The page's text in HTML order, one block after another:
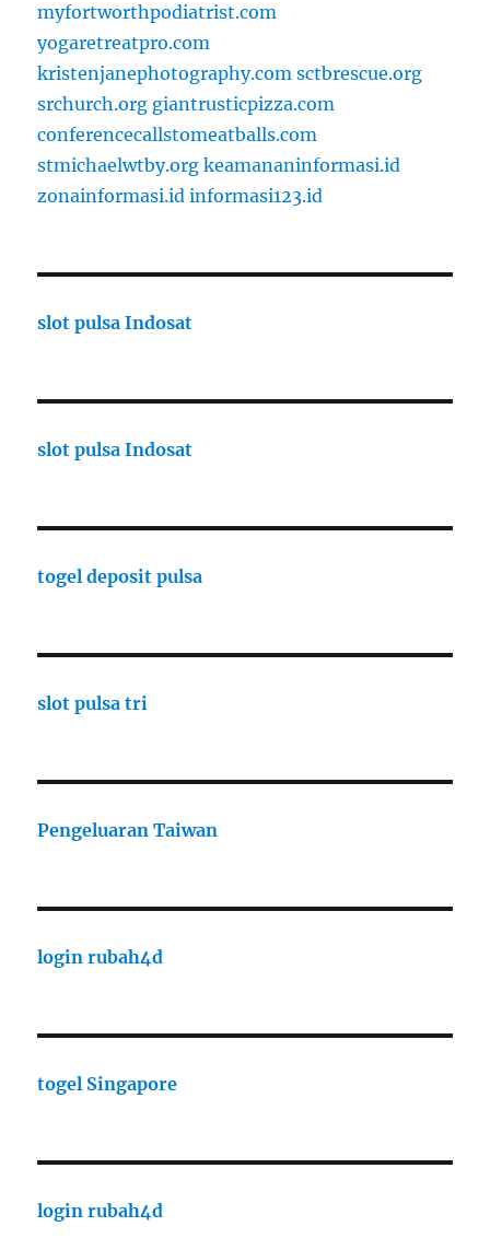
myfortworthpodiatrist.com
yogaretreatpro.com
kristenjanephotography.com sctbrescue.org
srchurch.org giantrusticpizza.com
conferencecallstomeatballs.com
stmichaelwtby.org keamananinformasi.id
zonainformasi.id informasi123.id
slot pulsa Indosat
slot pulsa Indosat
togel deposit pulsa
slot pulsa tri
Pengeluaran Taiwan
login rubah4d
togel Singapore
login rubah4d